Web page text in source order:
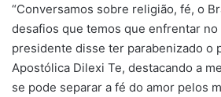
“Conversamos sobre religião, fé, o
desafios que temos que enfrentar no
presidente disse ter parabenizado o
Apostólica Dilexi Te, destacando a
se pode separar a fé do amor pelos